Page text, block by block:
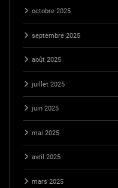
octobre 2025
septembre 2025
août 2025
juillet 2025
juin 2025
mai 2025
avril 2025
mars 2025